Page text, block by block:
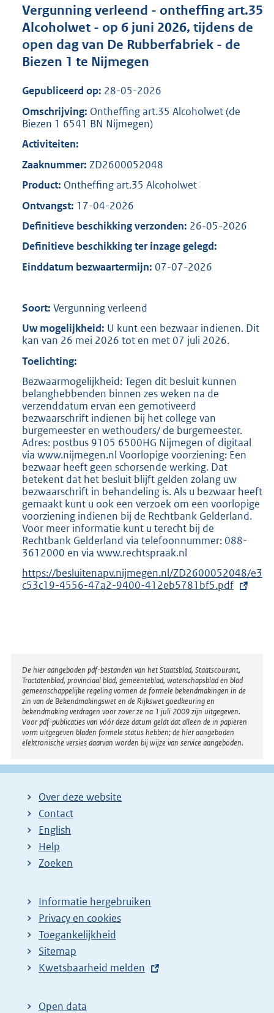
r
o
t
0
Vergunning verleend - ontheffing art.35
Alcoholwet - op 6 juni 2026, tijdens de
open dag van De Rubberfabriek - de
Biezen 1 te Nijmegen
Gepubliceerd op: 28-05-2026
Omschrijving: Ontheffing art.35 Alcoholwet (de
Biezen 1 6541 BN Nijmegen)
Activiteiten:
Zaaknummer: ZD2600052048
Product: Ontheffing art.35 Alcoholwet
Ontvangst: 17-04-2026
Definitieve beschikking verzonden: 26-05-2026
Definitieve beschikking ter inzage gelegd:
Einddatum bezwaartermijn: 07-07-2026
Soort: Vergunning verleend
Uw mogelijkheid: U kunt een bezwaar indienen. Dit
kan van 26 mei 2026 tot en met 07 juli 2026.
Toelichting:
Bezwaarmogelijkheid: Tegen dit besluit kunnen
belanghebbenden binnen zes weken na de
verzenddatum ervan een gemotiveerd
bezwaarschrift indienen bij het college van
burgemeester en wethouders/ de burgemeester.
Adres: postbus 9105 6500HG Nijmegen of digitaal
via www.nijmegen.nl Voorlopige voorziening: Een
bezwaar heeft geen schorsende werking. Dat
betekent dat het besluit blijft gelden zolang uw
bezwaarschrift in behandeling is. Als u bezwaar heeft
gemaakt kunt u ook een verzoek om een voorlopige
voorziening indienen bij de Rechtbank Gelderland.
Voor meer informatie kunt u terecht bij de
Rechtbank Gelderland via telefoonnummer: 088-
3612000 en via www.rechtspraak.nl
E
x
i
n
k
:
https://besluitenapv.nijmegen.nl/ZD2600052048/e3
c53c19-4556-47a2-9400-412eb5781bf5.pdf
Disclaimer
De hier aangeboden pdf-bestanden van het Staatsblad, Staatscourant,
Tractatenblad, provinciaal blad, gemeenteblad, waterschapsblad en blad
gemeenschappelijke regeling vormen de formele bekendmakingen in de
zin van de Bekendmakingswet en de Rijkswet goedkeuring en
bekendmaking verdragen voor zover ze na 1 juli 2009 zijn uitgegeven.
Voor pdf-publicaties van vóór deze datum geldt dat alleen de in papieren
vorm uitgegeven bladen formele status hebben; de hier aangeboden
elektronische versies daarvan worden bij wijze van service aangeboden.
Over deze website
Contact
English
Help
Zoeken
Informatie hergebruiken
Privacy en cookies
Toegankelijkheid
Sitemap
E
t
Kwetsbaarheid melden
Open data